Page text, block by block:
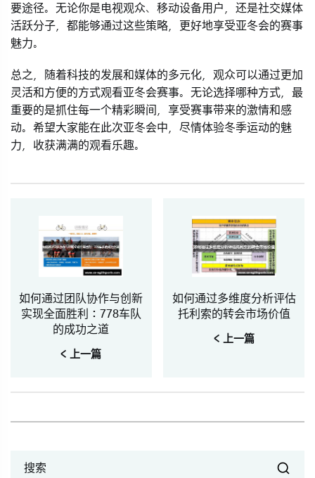
要途径。无论你是电视观众、移动设备用户，还是社交媒体
活跃分子，都能够通过这些策略，更好地享受亚冬会的赛事
魅力。
总之，随着科技的发展和媒体的多元化，观众可以通过更加
灵活和方便的方式观看亚冬会赛事。无论选择哪种方式，最
重要的是抓住每一个精彩瞬间，享受赛事带来的激情和感
动。希望大家能在此次亚冬会中，尽情体验冬季运动的魅
力，收获满满的观看乐趣。
如何通过团队协作与创新
实现全面胜利：778车队
的成功之道
< 上一篇
如何通过多维度分析评估
托利索的转会市场价值
< 上一篇
搜索